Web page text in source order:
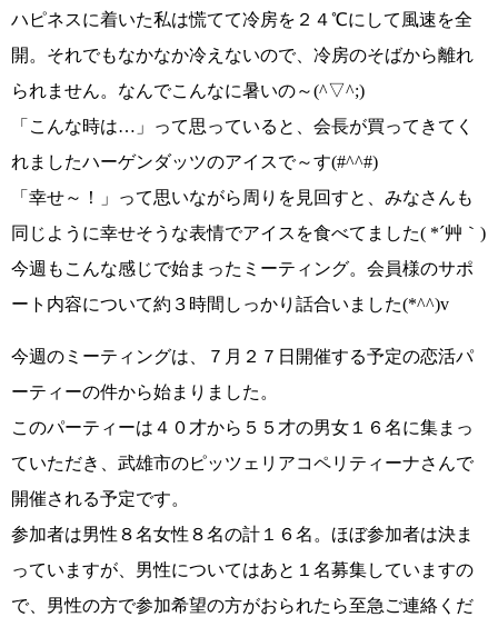
ハピネスに着いた私は慌てて冷房を２４℃にして風速を全
開。それでもなかなか冷えないので、冷房のそばから離れ
られません。 なんでこんなに暑いの～(^▽^;)
「こんな時は…」
って思っていると、会長が買ってきてく
れましたハーゲンダッツのアイスで～す(#^^#)
「幸せ～！」
って思いながら周りを見回すと、みなさんも
同じように幸せそうな表情でアイスを食べてました( *´艸｀)
今週もこんな感じで始まったミーティング。 会員様のサポ
ート内容について約３時間 しっかり話合いました(*^^)v
今週のミーティングは、
７月２７日開催する予定の恋活パ
ーティーの件から始まりました。
このパーティーは４０才から５５才の男女１６名に集まっ
ていただき、 武雄市のピッツェリアコペリティーナさんで
開催される予定です。
参加者は男性８名女性８名の計１６名。ほぼ参加者は決ま
っていますが、男性についてはあと１名募集していますの
で、 男性の方で参加希望の方がおられたら至急ご連絡くだ